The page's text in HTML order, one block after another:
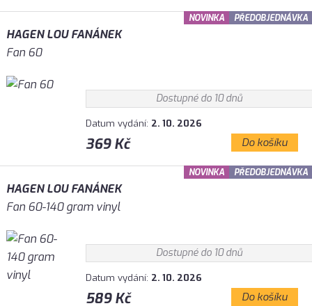
HAGEN LOU FANÁNEK
Fan 60
Dostupné do 10 dnů
Datum vydání: 2. 10. 2026
369 Kč Do košíku
NOVINKA PŘEDOBJEDNÁVKA
HAGEN LOU FANÁNEK
Fan 60-140 gram vinyl
Dostupné do 10 dnů
Datum vydání: 2. 10. 2026
589 Kč Do košíku
NOVINKA PŘEDOBJEDNÁVKA